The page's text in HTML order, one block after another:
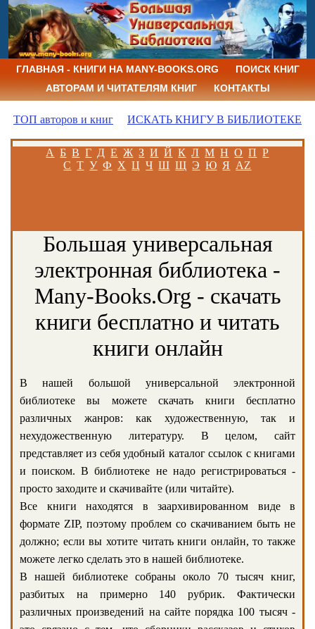
ГЛАВНАЯ - КНИГИ НА MANY-BOOKS.ORG
ПОИСК КНИГ
АВТОРАМ И ЧИТАТЕЛЯМ КНИГ
КОНТАКТЫ
ТОП авторов и книг ИСКАТЬ КНИГУ В БИБЛИОТЕКЕ
А Б В Г Д Е Ж З И Й К Л М Н О П Р
С Т У Ф Х Ц Ч Ш Щ Э Ю Я AZ
Большая универсальная
электронная библиотека -
Many-Books.Org - скачать
книги бесплатно и читать
книги онлайн
В нашей большой универсальной электронной
библиотеке вы можете скачать книги бесплатно
различных жанров: как художественную, так и
нехудожественную литературу. В целом, сайт
представляет из себя удобный каталог ссылок с книгами
и поиском. В библиотеке не надо регистрироваться -
просто заходите и скачивайте (или читайте).
Все книги находятся в заархивированном виде в
формате ZIP, поэтому проблем со скачиванием быть не
должно; если вы хотите читать книги онлайн, то также
можете легко сделать это в нашей библиотеке.
В нашей библиотеке собраны около 70 тысяч книг,
разбитых на примерно 140 рубрик. Фактически
различных произведений на сайте порядка 100 тысяч -